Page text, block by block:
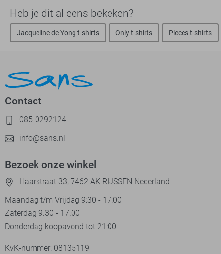
Heb je dit al eens bekeken?
Jacqueline de Yong t-shirts Only t-shirts Pieces t-shirts
Contact
085-0292124
info@sans.nl
Bezoek onze winkel
Haarstraat 33, 7462 AK RIJSSEN Nederland
Maandag t/m Vrijdag 9:30 - 17:00
Zaterdag 9.30 - 17.00
Donderdag koopavond tot 21:00
KvK-nummer: 08135119